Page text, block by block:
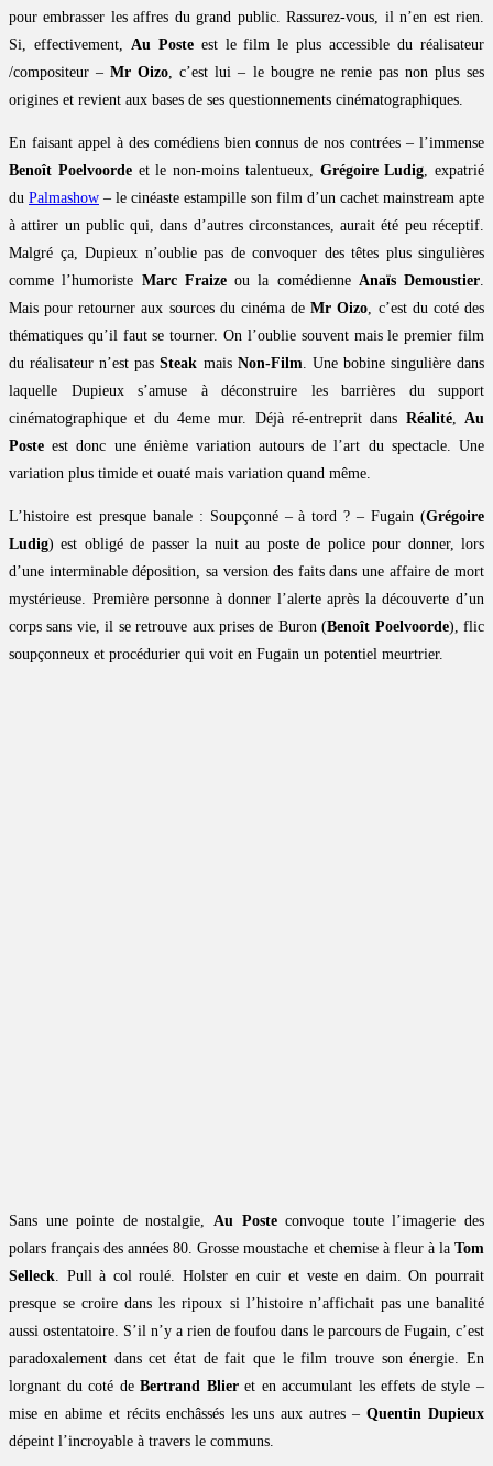
pour embrasser les affres du grand public. Rassurez-vous, il n’en est rien.
Si, effectivement, Au Posteest le film le plus accessible du réalisateur
/compositeur –Mr Oizo, c’est lui – le bougre ne renie pas non plus ses
origines et revient aux bases de ses questionnements cinématographiques.
En faisant appel à des comédiens bien connus de nos contrées – l’immense
Benoît Poelvoordeet le non-moins talentueux, Grégoire Ludig, expatrié
du Palmashow – le cinéaste estampille son film d’un cachet mainstream apte
à attirer un public qui, dans d’autres circonstances, aurait été peu réceptif.
Malgré ça, Dupieux n’oublie pas de convoquer des têtes plus singulières
comme l’humoriste Marc Fraizeou la comédienne Anaïs Demoustier.
Mais pour retourner aux sources du cinéma deMr Oizo, c’est du coté des
thématiques qu’il faut se tourner. On l’oublie souvent mais le premier film
du réalisateur n’est pasSteak mais Non-Film. Une bobine singulière dans
laquelle Dupieux s’amuse à déconstruire les barrières du support
cinématographique et du 4eme mur. Déjà ré-entreprit dans Réalité,Au
Poste est donc une énième variation autours de l’art du spectacle. Une
variation plus timide et ouaté mais variation quand même.
L’histoire est presque banale : Soupçonné – à tord ? – Fugain (Grégoire
Ludig) est obligé de passer la nuit au poste de police pour donner, lors
d’une interminable déposition, sa version des faits dans une affaire de mort
mystérieuse. Première personne à donner l’alerte après la découverte d’un
corps sans vie, il se retrouve aux prises de Buron (Benoît Poelvoorde), flic
soupçonneux et procédurier qui voit en Fugain un potentiel meurtrier.
Sans une pointe de nostalgie, Au Posteconvoque toute l’imagerie des
polars français des années 80. Grosse moustache et chemise à fleur à la Tom
Selleck. Pull à col roulé. Holster en cuir et veste en daim. On pourrait
presque se croire dans les ripoux si l’histoire n’affichait pas une banalité
aussi ostentatoire. S’il n’y a rien de foufou dans le parcours de Fugain, c’est
paradoxalement dans cet état de fait que le film trouve son énergie. En
lorgnant du coté deBertrand Blieret en accumulant les effets de style –
mise en abime et récits enchâssés les uns aux autres –Quentin Dupieux
dépeint l’incroyable à travers le communs.